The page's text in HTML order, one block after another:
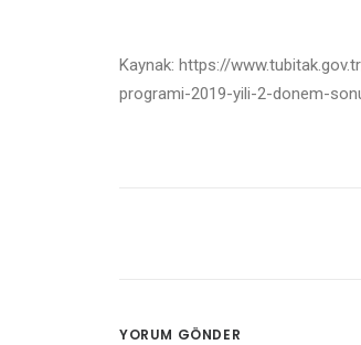
Kaynak: https://
programi-2019-yili-2-donem-
YORUM GÖNDER